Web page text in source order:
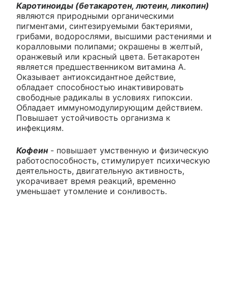
Каротиноиды (бетакаротен, лютеин, ликопин)
являются природными органическими
пигментами, синтезируемыми бактериями,
грибами, водорослями, высшими растениями и
коралловыми полипами; окрашены в желтый,
оранжевый или красный цвета. Бетакаротен
является предшественником витамина А.
Оказывает антиоксидантное действие,
обладает способностью инактивировать
свободные радикалы в условиях гипоксии.
Обладает иммуномодулирующим действием.
Повышает устойчивость организма к
инфекциям.
Кофеин- повышает умственную и физическую
работоспособность, стимулирует психическую
деятельность, двигательную активность,
укорачивает время реакций, временно
уменьшает утомление и сонливость.